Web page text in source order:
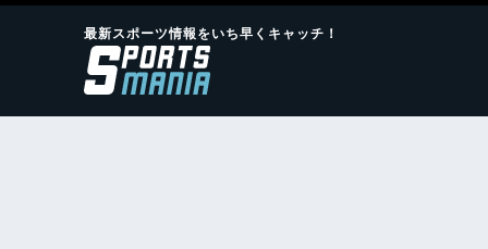
最新スポーツ情報をいち早くキャッチ！